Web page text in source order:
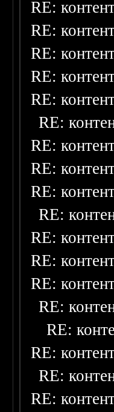
RE:
RE:
RE:
RE:
RE:
RE:
RE:
RE:
RE:
RE:
RE:
RE:
RE:
RE:
RE:
RE:
RE:
RE: